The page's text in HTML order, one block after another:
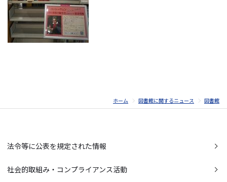
ホーム 図書館に関するニュース 図書館
法令等に公表を規定された情報
社会的取組み・コンプライアンス活動